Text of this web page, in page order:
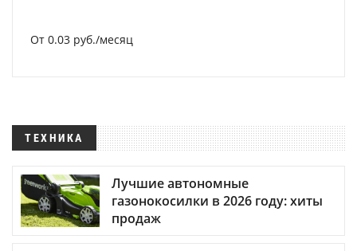
От 0.03 руб./месяц
ТЕХНИКА
Лучшие автономные
газонокосилки в 2026 году: хиты
продаж